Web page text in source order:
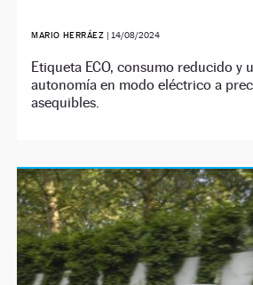
MARIO HERRÁEZ | 14/08/2024
Etiqueta ECO, consumo reducido y
autonomía en modo eléctrico a
asequibles.